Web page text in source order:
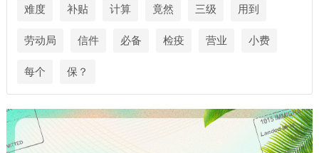
难度 补贴 计算 竟然 三级 用到
劳动局 信件 必备 检疫 营业 小费
每个 保？